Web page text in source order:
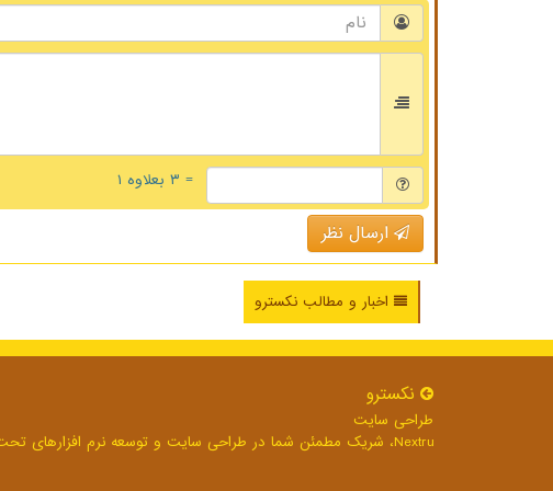
= ۳ بعلاوه ۱
ارسال نظر
اخبار و مطالب نکسترو
نكسترو
طراحی سایت
Nextru، شریک مطمئن شما در طراحی سایت و توسعه نرم افزارهای تحت وب برای رشد بی وقفه کسب و کار